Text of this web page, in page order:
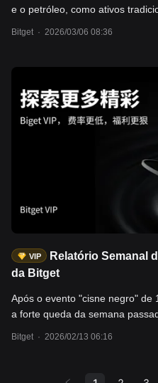
e o petróleo, como ativos
disparando para cerca de US$
petróleo, como Brent, saltando
pode impactar ainda mais os
Bitget · 2026/03/06 08:36
VIP
Relatório Semanal
da Bitget
Após o evento "cisne negro" de
a forte queda da semana
antecipada de julho para junho.
Bitget · 2026/02/13 06:16